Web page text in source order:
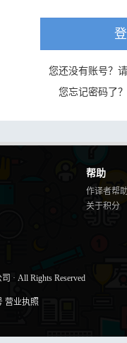
您还没有账号？
您忘记密码了
帮助
作译者帮助
关于积分
· All Rights Reserved
营业执照